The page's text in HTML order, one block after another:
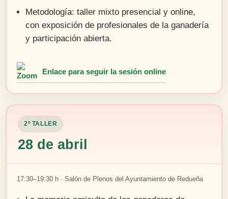
Metodología: taller mixto presencial y online,
con exposición de profesionales de la ganadería
y participación abierta.
Enlace para seguir la sesión online
2º TALLER
28 de abril
17:30–19:30 h · Salón de Plenos del Ayuntamiento de Redueña